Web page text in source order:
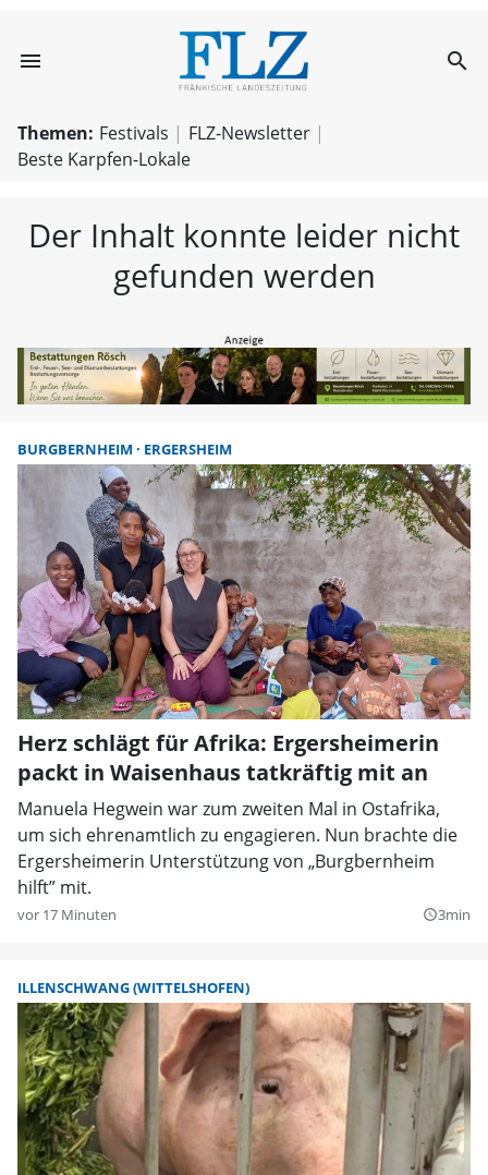
menu FLZ – search
Themen: Festivals
FLZ-Newsletter
Beste Karpfen-Lokale
Der Inhalt konnte leider nicht
gefunden werden
BURGBERNHEIM ERGERSHEIM
Herz schlägt für Afrika: Ergersheimerin
packt in Waisenhaus tatkräftig mit an
Manuela Hegwein war zum zweiten Mal in Ostafrika,
um sich ehrenamtlich zu engagieren. Nun brachte die
Ergersheimerin Unterstützung von „Burgbernheim
hilft” mit.
vor 17 Minuten query_builder3min
ILLENSCHWANG (WITTELSHOFEN)